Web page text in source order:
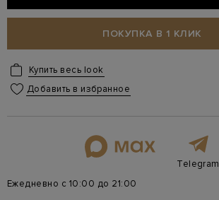
ПОКУПКА В 1 КЛИК
Купить весь look
Добавить в избранное
Telegram
Ежедневно с 10:00 до 21:00